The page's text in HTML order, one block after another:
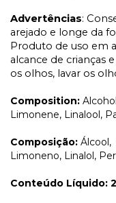
Advertências:
arejado e longe da
Produto de uso em
alcance de crianças
os olhos, lavar os
Composition:
Limonene, Linalool,
Composição: Álcool,
Limoneno, Linalol,
Conteúdo Líquido: